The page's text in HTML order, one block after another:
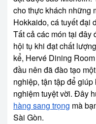
cho thực khách những
Hokkaido, cá tuyết đại
Tất cả các món tại
hội tụ khi đạt chất
kể, Hervé Dining
đầu nên đã đào tạo
nghiệp, tận tập để
nghiệm tuyệt vời. Đây
hàng sang trọng mà
Sài Gòn.